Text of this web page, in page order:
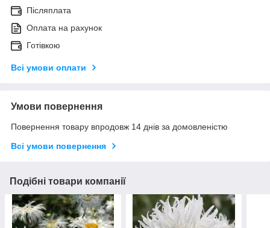
Післяплата
Оплата на рахунок
Готівкою
Всі умови оплати
Умови повернення
Повернення товару впродовж 14 днів за домовленістю
Всі умови повернення
Подібні товари компанії